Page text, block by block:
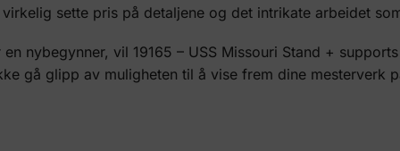
sette pris på detaljene og det intrikate arbeidet
nybegynner, vil 19165 – USS Missouri Stand +
gå glipp av muligheten til å vise frem dine mesterverk